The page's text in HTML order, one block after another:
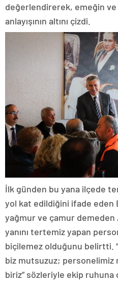
değerlendirerek, emeğin ve
anlayışının altını çizdi.
İlk günden bu yana ilçede
yol kat edildiğini ifade eden
yağmur ve çamur demeden
yanını tertemiz yapan
biçilemez olduğunu belirtti.
biz mutsuzuz; personelimiz
biriz” sözleriyle ekip ruhuna